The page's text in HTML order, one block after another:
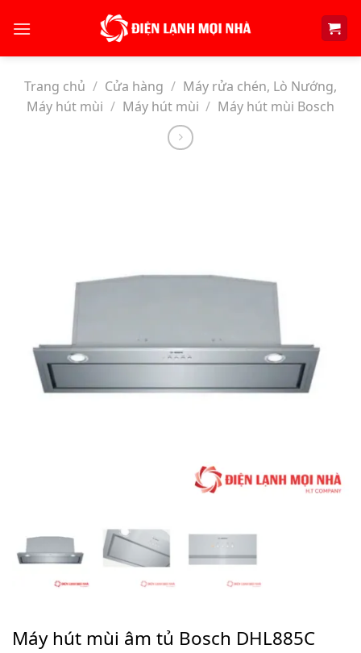
Trang chủ / Cửa hàng / Máy rửa chén, Lò Nướng,
Máy hút mùi / Máy hút mùi / Máy hút mùi Bosch
Máy hút mùi âm tủ Bosch DHL885C